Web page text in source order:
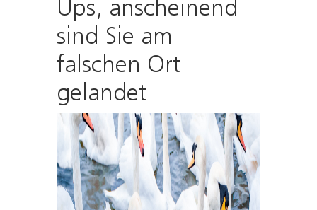
Ups, anscheinend
sind Sie am
falschen Ort
gelandet